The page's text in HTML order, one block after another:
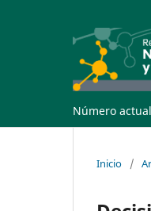
Número actual
Inicio /